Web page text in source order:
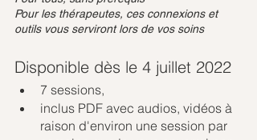
Pour les thérapeutes, ces connexions et
outils vous serviront lors de vos soins
Disponible dès le 4 juillet 2022
7 sessions,
inclus PDF avec audios, vidéos à
raison d'environ une session par